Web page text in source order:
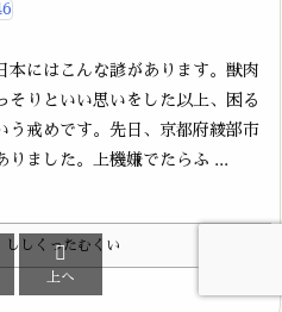
にはこんな諺があります。獣肉
そりといい思いをした以上、困る
う戒めです。先日、京都府綾部市
りました。上機嫌でたらふ ...
しくったむくい

上へ